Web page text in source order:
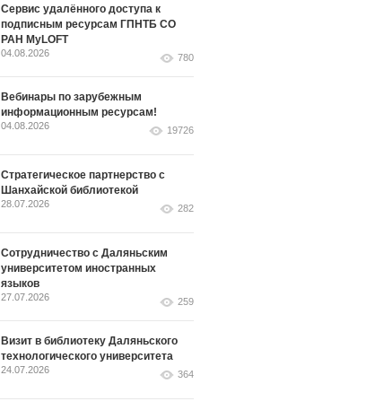
Сервис удалённого доступа к
подписным ресурсам ГПНТБ СО
РАН MyLOFT
04.08.2026 780
Вебинары по зарубежным
информационным ресурсам!
04.08.2026 19726
Стратегическое партнерство с
Шанхайской библиотекой
28.07.2026 282
Сотрудничество с Даляньским
университетом иностранных
языков
27.07.2026 259
Визит в библиотеку Даляньского
технологического университета
24.07.2026 364